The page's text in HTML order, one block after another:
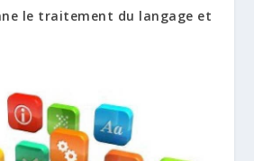
le traitement du langage et